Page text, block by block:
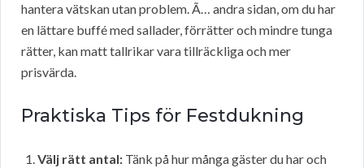
hantera vätskan utan problem. Ã… andra sidan, om du har
en lättare buffé med sallader, förrätter och mindre tunga
rätter, kan matt tallrikar vara tillräckliga och mer
prisvärda.
Praktiska Tips för Festdukning
Välj rätt antal: Tänk på hur många gäster du har och